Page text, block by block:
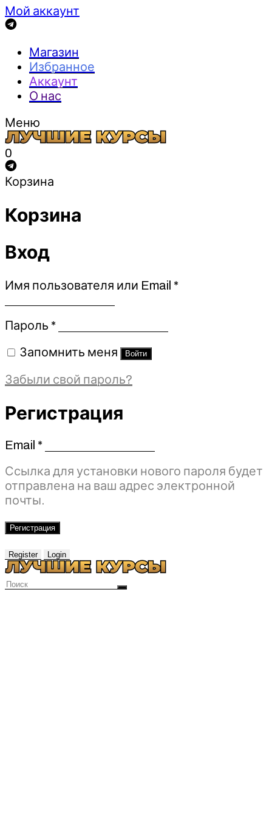
Мой аккаунт
Магазин
Избранное
Аккаунт
О нас
Меню
0
Корзина
Корзина
Вход
Имя пользователя или Email *Обязательно
Пароль *Обязательно
Запомнить меня Войти
Забыли свой пароль?
Регистрация
Email *Обязательно
Ссылка для установки нового пароля будет
отправлена ​​на ваш адрес электронной
почты.
Регистрация
Register Login